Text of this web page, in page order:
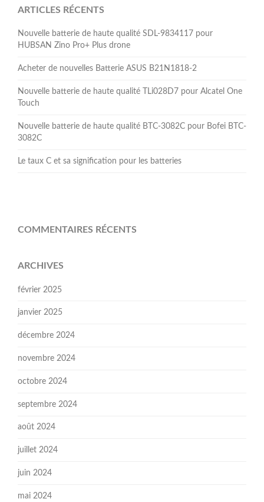
ARTICLES RÉCENTS
Nouvelle batterie de haute qualité SDL-9834117 pour
HUBSAN Zino Pro+ Plus drone
Acheter de nouvelles Batterie ASUS B21N1818-2
Nouvelle batterie de haute qualité TLi028D7 pour Alcatel One
Touch
Nouvelle batterie de haute qualité BTC-3082C pour Bofei BTC-
3082C
Le taux C et sa signification pour les batteries
COMMENTAIRES RÉCENTS
ARCHIVES
février 2025
janvier 2025
décembre 2024
novembre 2024
octobre 2024
septembre 2024
août 2024
juillet 2024
juin 2024
mai 2024